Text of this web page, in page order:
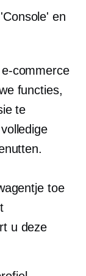
en
e-commerce
functies,
te
toe
u deze